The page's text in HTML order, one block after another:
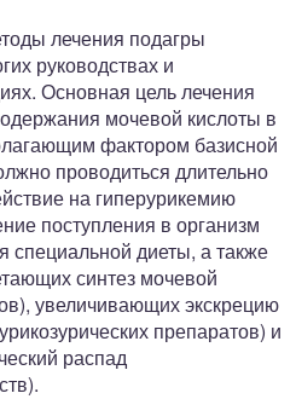
лечения подагры
руководствах и
Основная цель лечения
мочевой кислоты в
фактором базисной
проводиться длительно
на гиперурикемию
поступления в организм
специальной диеты, а также
синтез мочевой
увеличивающих экскрецию
препаратов) и
распад